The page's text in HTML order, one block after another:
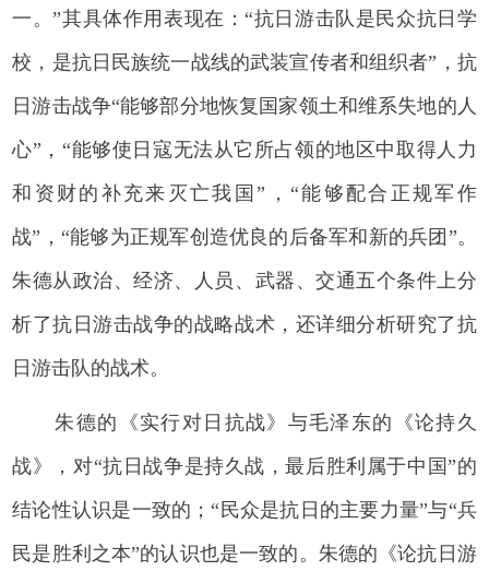
一。”其具体作用表现在：“抗日游击队是民众抗日学
校，是抗日民族统一战线的武装宣传者和组织者”，抗
日游击战争“能够部分地恢复国家领土和维系失地的人
心”，“能够使日寇无法从它所占领的地区中取得人力
和资财的补充来灭亡我国”，“能够配合正规军作
战”，“能够为正规军创造优良的后备军和新的兵团”。
朱德从政治、经济、人员、武器、交通五个条件上分
析了抗日游击战争的战略战术，还详细分析研究了抗
日游击队的战术。
朱德的《实行对日抗战》与毛泽东的《论持久
战》，对“抗日战争是持久战，最后胜利属于中国”的
结论性认识是一致的；“民众是抗日的主要力量”与“兵
民是胜利之本”的认识也是一致的。朱德的《论抗日游